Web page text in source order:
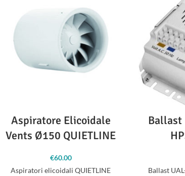
Aspiratore Elicoidale
Vents Ø150 QUIETLINE
€60.00
Aspiratori elicoidali QUIETLINE
Ballast
Ballast